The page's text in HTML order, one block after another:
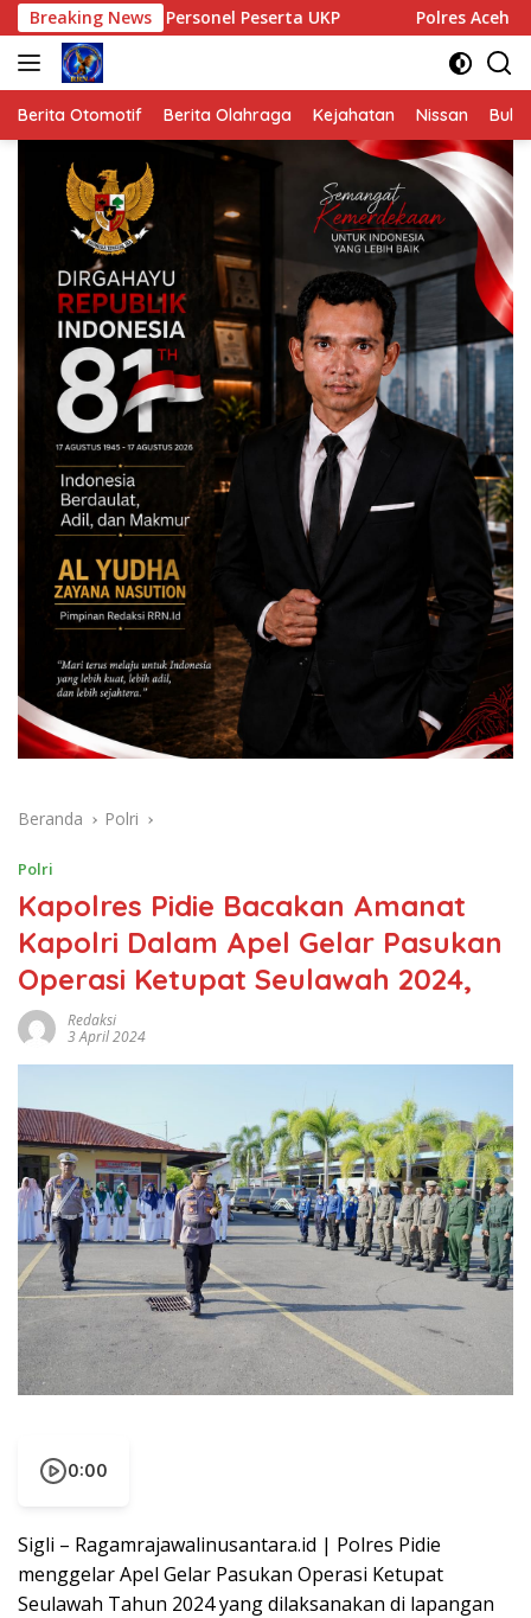
Langsung
ke
konten
Breaking News
Personel Peserta UKP Polres Aceh Tamiang Gelar
Berita Otomotif Berita Olahraga Kejahatan Nissan
Beranda Polri
Polri
Kapolres Pidie Bacakan Amanat
Kapolri Dalam Apel Gelar Pasukan
Operasi Ketupat Seulawah 2024,
Redaksi
3 April 2024
0:00
Sigli – Ragamrajawalinusantara.id | Polres Pidie
menggelar Apel Gelar Pasukan Operasi Ketupat
Seulawah Tahun 2024 yang dilaksanakan di lapangan